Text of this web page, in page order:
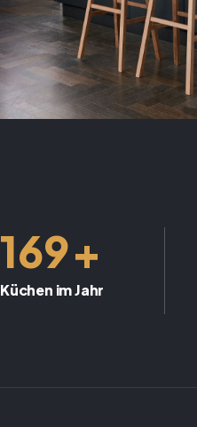
169+
Küchen im Jahr